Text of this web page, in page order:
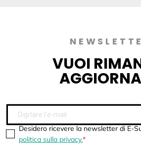
VUOI
Desidero ricevere la newsletter di E-
politica sulla privacy.